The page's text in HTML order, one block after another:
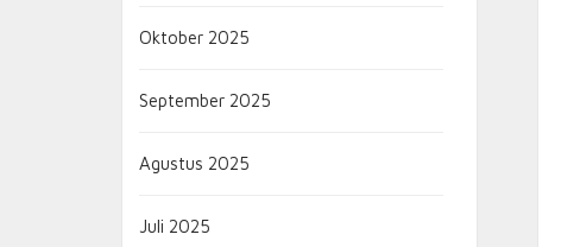
Oktober 2025
September 2025
Agustus 2025
Juli 2025